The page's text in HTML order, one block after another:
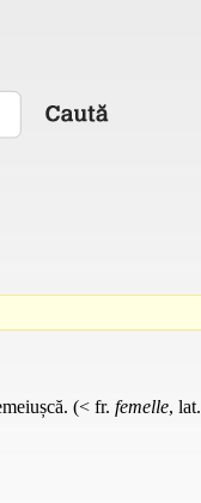
(< fr. femelle, lat.